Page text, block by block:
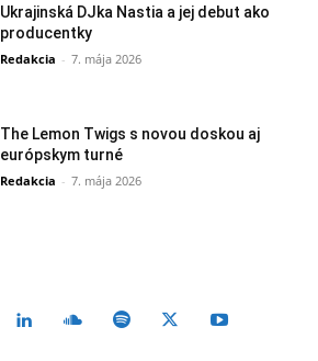
Ukrajinská DJka Nastia a jej debut ako
producentky
Redakcia - 7. mája 2026
The Lemon Twigs s novou doskou aj
európskym turné
Redakcia - 7. mája 2026